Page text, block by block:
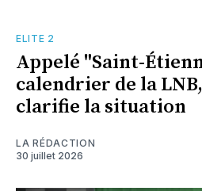
ELITE 2
Appelé "Saint-
calendrier de la
clarifie la situation
LA RÉDACTION
30 juillet 2026